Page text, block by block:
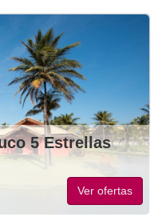
5 Estrellas
Ver ofertas